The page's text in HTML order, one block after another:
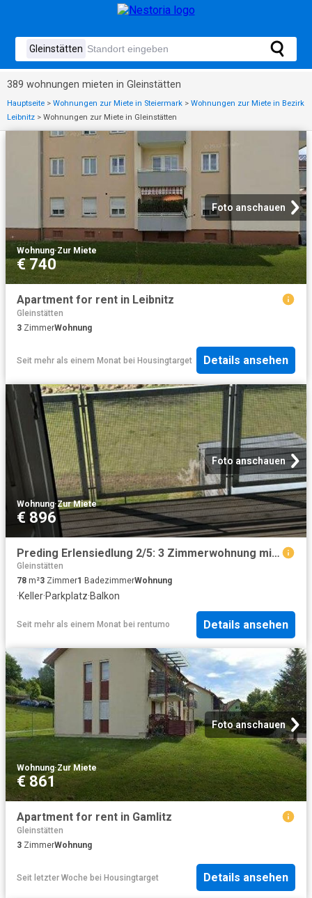
389 wohnungen mieten in Gleinstätten
Hauptseite > Wohnungen zur Miete in Steiermark > Wohnungen zur Miete in Bezirk
Leibnitz > Wohnungen zur Miete in Gleinstätten
Foto anschauen
Wohnung·Zur Miete
€ 740
Apartment for rent in Leibnitz
Gleinstätten
3 ZimmerWohnung
Seit mehr als einem Monat bei Housingtarget Details ansehen
Foto anschauen
Wohnung·Zur Miete
€ 896
Preding Erlensiedlung 2/5: 3 Zimmerwohnung mit Balkon und Carport!
Gleinstätten
78 m²3 Zimmer1 BadezimmerWohnung
·Keller·Parkplatz·Balkon
Seit mehr als einem Monat bei rentumo Details ansehen
Foto anschauen
Wohnung·Zur Miete
€ 861
Apartment for rent in Gamlitz
Gleinstätten
3 ZimmerWohnung
Seit letzter Woche bei Housingtarget Details ansehen